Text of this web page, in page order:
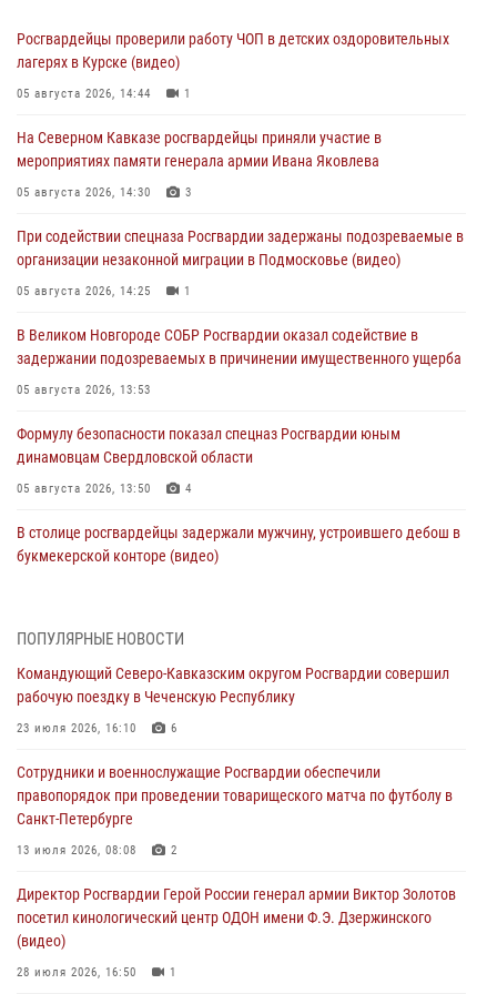
Росгвардейцы проверили работу ЧОП в детских оздоровительных
лагерях в Курске (видео)
05 августа 2026, 14:44 1
На Северном Кавказе росгвардейцы приняли участие в
мероприятиях памяти генерала армии Ивана Яковлева
05 августа 2026, 14:30 3
При содействии спецназа Росгвардии задержаны подозреваемые в
организации незаконной миграции в Подмосковье (видео)
05 августа 2026, 14:25 1
В Великом Новгороде СОБР Росгвардии оказал содействие в
задержании подозреваемых в причинении имущественного ущерба
05 августа 2026, 13:53
Формулу безопасности показал спецназ Росгвардии юным
динамовцам Свердловской области
05 августа 2026, 13:50 4
В столице росгвардейцы задержали мужчину, устроившего дебош в
букмекерской конторе (видео)
В Удмуртии при силовой поддержке спецназа Росгвардии
оздоровительных услуг (видео)
05 августа 2026, 13:20
посетили мастер-класс по художественной гимнастике
05 августа 2026, 13:00 3
Офицеры Росгвардии и ветераны войск правопорядка почтили
05 августа 2026, 12:40
Росгвардейцы приняли участие в акции «Волна памяти»,
посвящённой 83‑й годовщине освобождения Белгорода от
ПОПУЛЯРНЫЕ НОВОСТИ
Командующий Северо-Кавказским округом Росгвардии совершил
рабочую поездку в Чеченскую Республику
23 июля 2026, 16:10 6
Сотрудники и военнослужащие Росгвардии обеспечили
правопорядок при проведении товарищеского матча по футболу в
Санкт-Петербурге
13 июля 2026, 08:08 2
Директор Росгвардии Герой России генерал армии Виктор Золотов
посетил кинологический центр ОДОН имени Ф.Э. Дзержинского
(видео)
28 июля 2026, 16:50 1